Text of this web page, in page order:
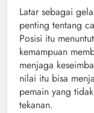
Latar sebagai
penting tentang
Posisi itu
kemampuan
menjaga
nilai itu bisa
pemain yang
tekanan.